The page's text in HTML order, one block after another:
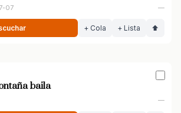
07 —
+ Cola + Lista ⬆
baila
—